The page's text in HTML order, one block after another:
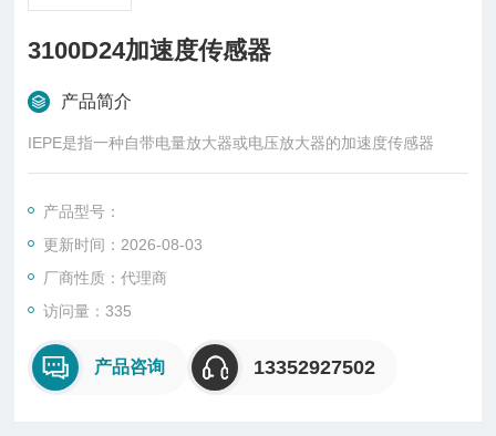
3100D24加速度传感器
产品简介
IEPE是指一种自带电量放大器或电压放大器的加速度传感器
产品型号：
更新时间：2026-08-03
厂商性质：代理商
访问量：335
产品咨询 13352927502